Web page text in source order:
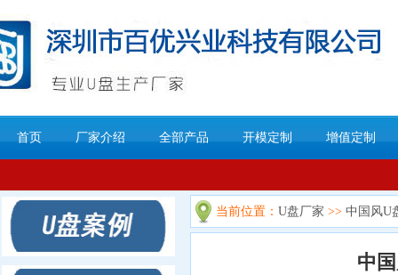
首页 厂家介绍 全部产品 开模定制 增值定制
当前位置： U盘厂家 >> 中国风U
中